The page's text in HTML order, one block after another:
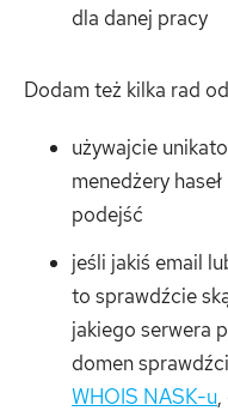
dla danej pracy
Dodam też kilka rad
używajcie
menedżery haseł
podejść
jeśli jakiś email
to sprawdźcie
jakiego serwera
domen
WHOIS NASK-u,